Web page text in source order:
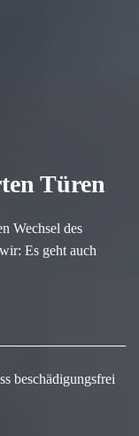
Türen
Wechsel des
Es geht auch
beschädigungsfrei